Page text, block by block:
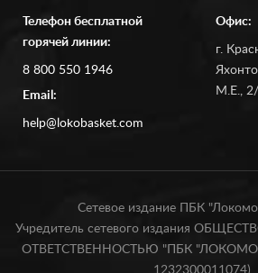
Телефон бесплатной
горячей линии:
8 800 550 1946
Email:
help@lokobasket.com
Офис:
г.
М.Е.,
Сетевое издание ПБК
Учредитель сетевого издания
ОТВЕТСТВЕННОСТЬЮ "ПБК
1232300011074)